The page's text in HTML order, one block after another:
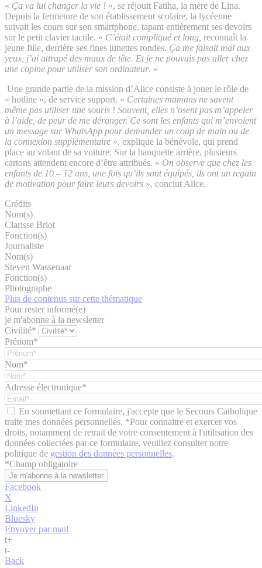
« Ça va lui changer la vie ! », se réjouit Fatiha, la mère de Lina.
Depuis la fermeture de son établissement scolaire, la lycéenne
suivait les cours sur son smartphone, tapant entièrement ses devoirs
sur le petit clavier tactile. « C’était compliqué et long, reconnaît la
jeune fille, derrière ses fines lunettes rondes. Ça me faisait mal aux
yeux, j’ai attrapé des maux de tête. Et je ne pouvais pas aller chez
une copine pour utiliser son ordinateur. »
Une grande partie de la mission d’Alice consiste à jouer le rôle de
« hotline », de service support. « Certaines mamans ne savent
même pas utiliser une souris ! Souvent, elles n’osent pas m’appeler
à l’aide, de peur de me déranger. Ce sont les enfants qui m’envoient
un message sur WhatsApp pour demander un coup de main ou de
la connexion supplémentaire », explique la bénévole, qui prend
place au volant de sa voiture. Sur la banquette arrière, plusieurs
cartons attendent encore d’être attribués. « On observe que chez les
enfants de 10 – 12 ans, une fois qu’ils sont équipés, ils ont un regain
de motivation pour faire leurs devoirs », conclut Alice.
Crédits
Nom(s)
Clarisse Briot
Fonction(s)
Journaliste
Nom(s)
Steven Wassenaar
Fonction(s)
Photographe
Plus de contenus sur cette thématique
Pour rester informé(e)
je m'abonne à la newsletter
Civilité*
Prénom*
Nom*
Adresse électronique*
En soumettant ce formulaire, j'accepte que le Secours Catholique
traite mes données personnelles. *Pour connaitre et exercer vos
droits, notamment de retrait de votre consentement à l'utilisation des
données collectées par ce formulaire, veuillez consulter notre
politique de gestion des données personnelles.
*Champ obligatoire
Facebook
X
LinkedIn
Bluesky
Envoyer par mail
t+
t-
Back